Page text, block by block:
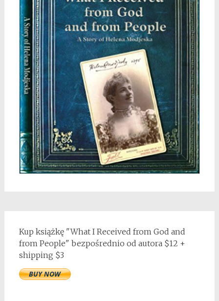
Kup książkę "What I Received from God and
from People" bezpośrednio od autora $12 +
shipping $3